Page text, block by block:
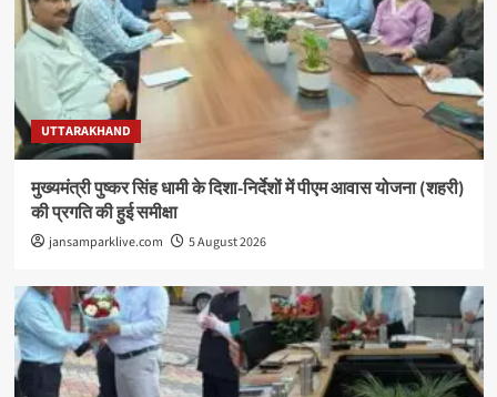
UTTARAKHAND
मुख्यमंत्री पुष्कर सिंह धामी के दिशा-निर्देशों में पीएम आवास योजना (शहरी)
की प्रगति की हुई समीक्षा
jansamparklive.com 5 August 2026